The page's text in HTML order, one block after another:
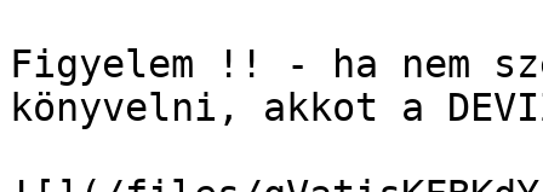
Figyelem !! - ha nem
könyvelni, akkot a